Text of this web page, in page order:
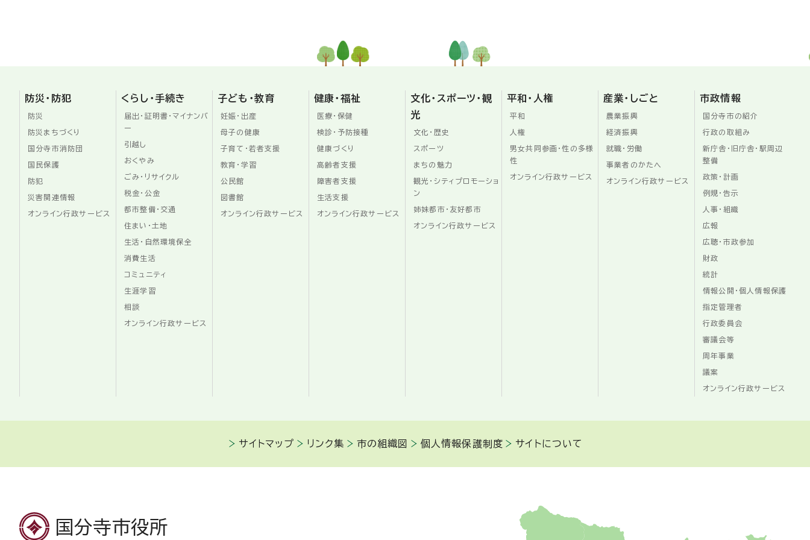
防災・防犯
防災
防災まちづくり
国分寺市消防団
国民保護
防犯
災害関連情報
オンライン行政サービス
くらし・手続き
届出・証明書・マイナンバ
ー
引越し
おくやみ
ごみ・リサイクル
税金・公金
都市整備・交通
住まい・土地
生活・自然環境保全
消費生活
コミュニティ
生涯学習
相談
オンライン行政サービス
子ども・教育
妊娠・出産
母子の健康
子育て・若者支援
教育・学習
公民館
図書館
オンライン行政サービス
健康・福祉
医療・保健
検診・予防接種
健康づくり
高齢者支援
障害者支援
生活支援
オンライン行政サービス
文化・スポーツ・観
光
文化・歴史
スポーツ
まちの魅力
観光・シティプロモーショ
ン
姉妹都市・友好都市
オンライン行政サービス
平和・人権
平和
人権
男女共同参画・性の多様
性
オンライン行政サービス
産業・しごと
農業振興
経済振興
就職・労働
事業者のかたへ
オンライン行政サービス
市政情報
国分寺市の紹介
行政の取組み
新庁舎・旧庁舎・駅周辺
整備
政策・計画
例規・告示
人事・組織
広報
広聴・市政参加
財政
統計
情報公開・個人情報保護
指定管理者
行政委員会
審議会等
周年事業
議案
オンライン行政サービス
サイトマップ リンク集 市の組織図 個人情報保護制度 サイトについて
国分寺市役所